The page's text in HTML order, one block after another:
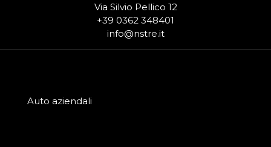
Via Silvio Pellico 12
+39 0362 348401
info@nstre.it
Auto aziendali